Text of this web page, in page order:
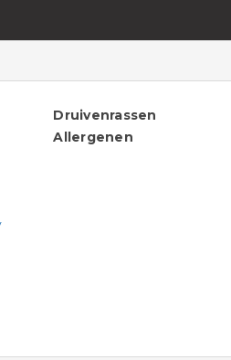
Druivenrassen
Allergenen